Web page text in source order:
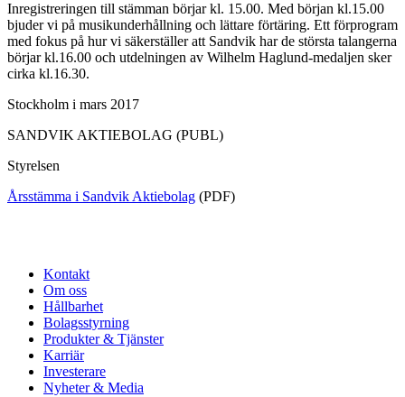
Inregistreringen till stämman börjar kl. 15.00. Med början kl.15.00
bjuder vi på musikunderhållning och lättare förtäring. Ett förprogram
med fokus på hur vi säkerställer att Sandvik har de största talangerna
börjar kl.16.00 och utdelningen av Wilhelm Haglund-medaljen sker
cirka kl.16.30.
Stockholm i mars 2017
SANDVIK AKTIEBOLAG (PUBL)
Styrelsen
Årsstämma i Sandvik Aktiebolag (PDF)
Kontakt
Om oss
Hållbarhet
Bolagsstyrning
Produkter & Tjänster
Karriär
Investerare
Nyheter & Media